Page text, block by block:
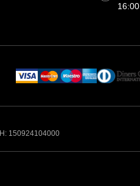
16:00
150924104000